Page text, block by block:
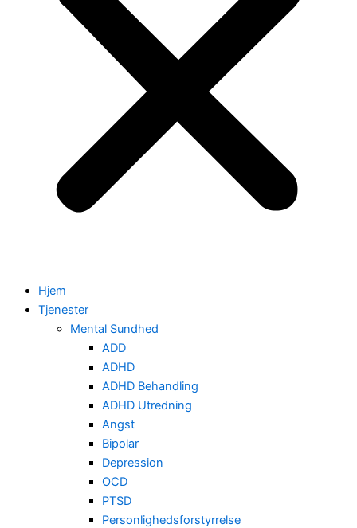
Hjem
Tjenester
Mental Sundhed
ADD
ADHD
ADHD Behandling
ADHD Utredning
Angst
Bipolar
Depression
OCD
PTSD
Personlighedsforstyrrelse